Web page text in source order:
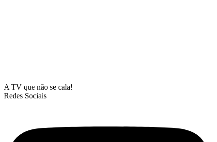
A TV que não se cala!
Redes Sociais